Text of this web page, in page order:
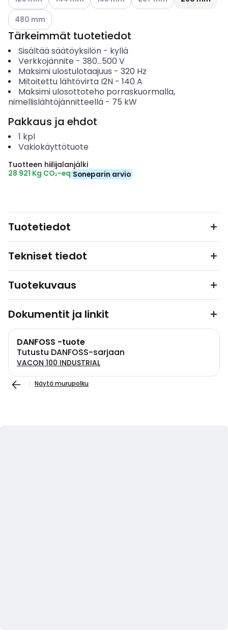
Katso käytettävissä olevat vaihtoehdot
480 mm
Tärkeimmät tuotetiedot
Sisältää säätöyksilön- kyllä
Verkkojännite - 380...500 V
Maksimi ulostulotaajuus - 320 Hz
Mitoitettu lähtövirta I2N- 140 A
Maksimi ulosottoteho porraskuormalla,
nimellislähtöjännitteellä - 75 kW
Pakkaus ja ehdot
1 kpl
Vakiokäyttötuote
Tuotteen hiilijalanjälki
28 921 Kg CO₂-eq Soneparin arvio
Tuotetiedot
Tekniset tiedot
Tuotekuvaus
Dokumentit ja linkit
DANFOSS -tuote
Tutustu DANFOSS-sarjaan
VACON 100 INDUSTRIAL
Näytä murupolku